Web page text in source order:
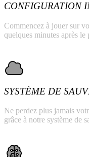
CONFIGURATION
Commencez à jouer sur
quelques minutes après le
SYSTÈME DE
Ne perdez plus jamais
grâce à notre système de